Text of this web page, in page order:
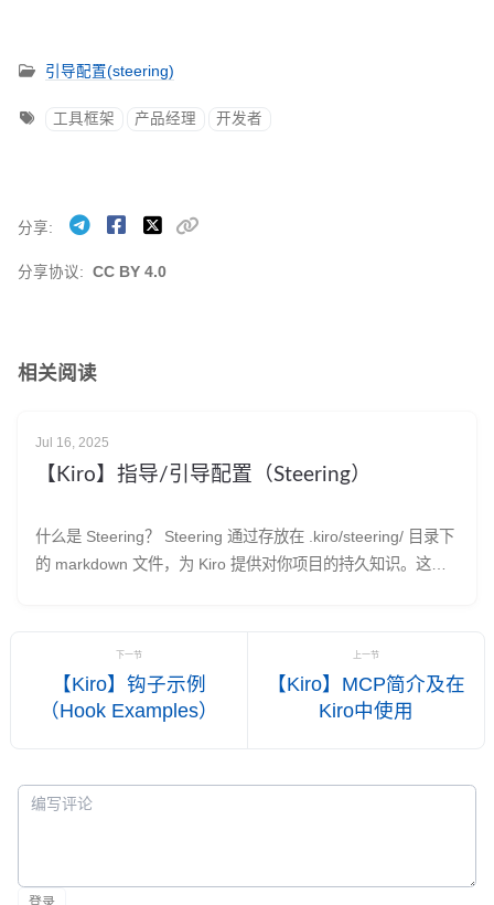
引导配置(steering)
工具框架 产品经理 开发者
分享协议: CC BY 4.0
分享
相关阅读
Jul 16, 2025
【Kiro】指导/引导配置（Steering）
什么是 Steering？ Steering 通过存放在 .kiro/steering/ 目录下
的 markdown 文件，为 Kiro 提供对你项目的持久知识。这样
下一节
【Kiro】钩子示例
（Hook Examples）
上一节
【Kiro】MCP简介及在
Kiro中使用